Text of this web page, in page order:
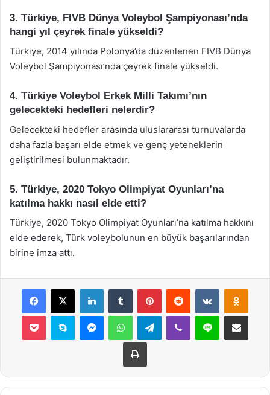
3. Türkiye, FIVB Dünya Voleybol Şampiyonası’nda
hangi yıl çeyrek finale yükseldi?
Türkiye, 2014 yılında Polonya’da düzenlenen FIVB Dünya
Voleybol Şampiyonası’nda çeyrek finale yükseldi.
4. Türkiye Voleybol Erkek Milli Takımı’nın
gelecekteki hedefleri nelerdir?
Gelecekteki hedefler arasında uluslararası turnuvalarda
daha fazla başarı elde etmek ve genç yeteneklerin
geliştirilmesi bulunmaktadır.
5. Türkiye, 2020 Tokyo Olimpiyat Oyunları’na
katılma hakkı nasıl elde etti?
Türkiye, 2020 Tokyo Olimpiyat Oyunları’na katılma hakkını
elde ederek, Türk voleybolunun en büyük başarılarından
birine imza attı.
Facebook
X LinkedInTumblr PinterestReddit VKontakte
Pocket Skype MessengerWhatsAppTelegramViber Line E-Posta ile
Yazdır